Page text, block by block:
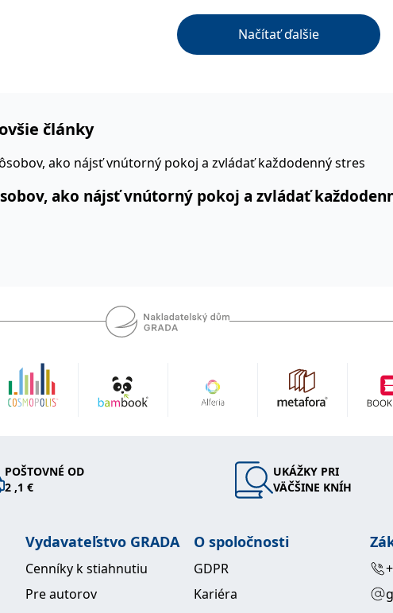
Načítať ďalšie
články
ako nájsť vnútorný pokoj a zvládať
POŠTOVNÉ OD
2 ,1 €
UKÁŽKY PRI
VÄČŠINE KNÍH
Vydavateľstvo GRADA
Cenníky k stiahnutiu
Pre autorov
O spoločnosti
GDPR
Kariéra